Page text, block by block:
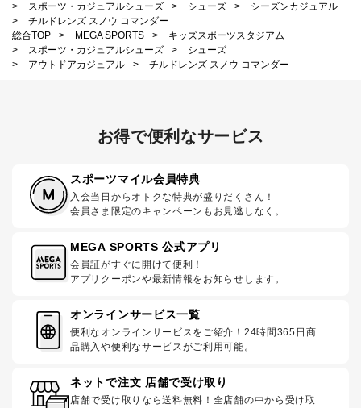
>
スポーツ・カジュアルシューズ > シューズ >
シーズンカジュアル
>
チルドレンズ スノウ コマンダー
総合TOP
> MEGA SPORTS >
キッズスポーツスタジアム
>
スポーツ・カジュアルシューズ >
シューズ
>
アウトドアカジュアル > チルドレンズ スノウ コマンダー
お得で便利なサービス
スポーツマイル会員特典
入会当日からオトクな特典が盛りだくさん！
会員さま限定のキャンペーンもお見逃しなく。
MEGA SPORTS 公式アプリ
会員証がすぐに開けて便利！
アプリクーポンや最新情報をお知らせします。
オンラインサービス一覧
便利なオンラインサービスをご紹介！24時間365日商
品購入や便利なサービスがご利用可能。
ネットで注文 店舗で受け取り
店舗で受け取りなら送料無料！全店舗の中から受け取